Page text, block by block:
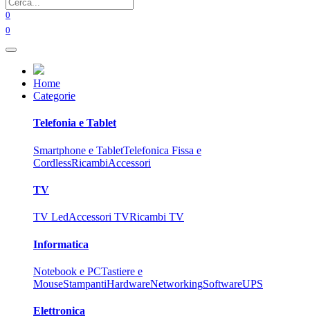
0
0
Home
Categorie
Telefonia e Tablet
Smartphone e TabletTelefonica Fissa e
CordlessRicambiAccessori
TV
TV LedAccessori TVRicambi TV
Informatica
Notebook e PCTastiere e
MouseStampantiHardwareNetworkingSoftwareUPS
Elettronica